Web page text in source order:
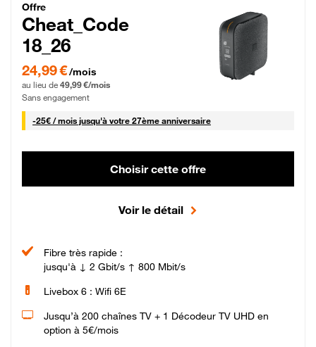
Cheat_Code Fibre_18_26
Offre
Cheat_Code
18_26
24,99 € par mois pendant 0 mois puis 49,99 € par mois, Sans engagement
24,99 €/mois
au lieu de 49,99 €/mois
Sans engagement
-25€ / mois25 € par mois
jusqu'à votre 27ème anniversaire
Choisir cette offre
Voir le détail
Fibre très rapide :
jusqu'à ↓ 2 Gbit/s ↑ 800 Mbit/s
Livebox 6 : Wifi 6E
Jusqu’à 200 chaînes TV + 1 Décodeur TV UHD en
option à 5€/mois